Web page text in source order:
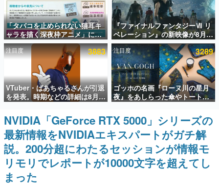
ゲームの企画書
名作ゲームクリエイターの方々に製作時のエピソードをお
聞きし、ヒットする企画（ゲーム）とは何か？を探ってい
きます。
赫本
この物語を解いてはいけない。『赫本』は、〈試験問題〉
の形をした短編ホラー小説集です。
新世代に訊く
これからのデジタルゲーム市場を担う若きクリエイター達
の姿を追い、彼らのルーツと情熱を探っていきます。
ゲーム世代の作家たち
ゲームに多大な影響を受けた作家さんに取材し、ゲームが
日本のコンテンツ産業やカルチャーに与えた影響を探る企
画です。
日本モバイルゲーム産業史
日本のモバイルゲーム史における主要なトピック・タイト
「タバコを止められない猫耳キ
ャラを描く深夜枠アニメ」に視
聴者の一部から批判意見。違法
薬物の使用と思しき描写も含め
て、BPOが議論を交わす
『ファイナルファンタジーⅦ リ
ベレーション』の新映像が8月
26日早朝に公開へ。『FF7』リ
メイクシリーズの完結編、
「gamescom」のオープニング
ナイトライブにてディレクター
の浜口直樹氏が登壇する予定
注目度 3883
VTuber・ばあちゃるさんが引退
を発表。時期などの詳細は8月9
日15時からの配信で説明
注目度 3289
ゴッホの名画『ローヌ川の星月
夜』をあしらった傘やトートバ
ッグなどが登場。8月7日21時よ
NVIDIA「GeForce RTX 5000」シリーズの
最新情報をNVIDIAエキスパートがガチ解
説。200分超にわたるセッションが情報モ
リモリでレポートが10000文字を超えてし
まった